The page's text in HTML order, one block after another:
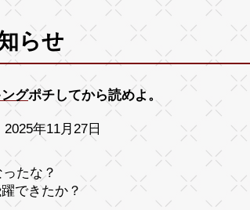
らせ
グポチしてから読めよ。
年11月27日
たな？
できたか？